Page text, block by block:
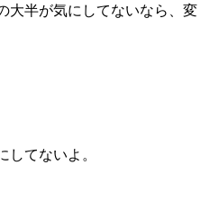
大半が気にしてないなら、変
してないよ。